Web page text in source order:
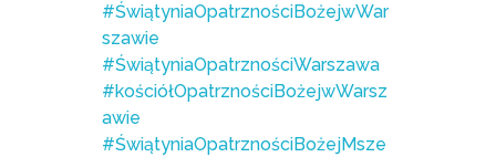
#ŚwiątyniaOpatrznościBożejwWar
szawie
#ŚwiątyniaOpatrznościWarszawa
#kościółOpatrznościBożejwWarsz
awie
#ŚwiątyniaOpatrznościBożejMsze